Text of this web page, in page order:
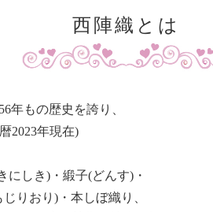
西陣織とは
年もの歴史を誇り、
2023年現在)
しき)・緞子(どんす)・
りおり)・本しぼ織り、